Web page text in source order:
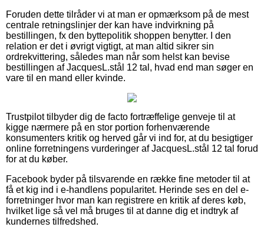
Foruden dette tilråder vi at man er opmærksom på de mest
centrale retningslinjer der kan have indvirkning på
bestillingen, fx den byttepolitik shoppen benytter. I den
relation er det i øvrigt vigtigt, at man altid sikrer sin
ordrekvittering, således man når som helst kan bevise
bestillingen af JacquesL.stål 12 tal, hvad end man søger en
vare til en mand eller kvinde.
Trustpilot tilbyder dig de facto fortræffelige genveje til at
kigge nærmere på en stor portion forhenværende
konsumenters kritik og herved går vi ind for, at du besigtiger
online forretningens vurderinger af JacquesL.stål 12 tal forud
for at du køber.
Facebook byder på tilsvarende en række fine metoder til at
få et kig ind i e-handlens popularitet. Herinde ses en del e-
forretninger hvor man kan registrere en kritik af deres køb,
hvilket lige så vel må bruges til at danne dig et indtryk af
kundernes tilfredshed.